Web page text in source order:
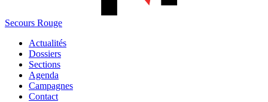
Secours Rouge
Actualités
Dossiers
Sections
Agenda
Campagnes
Contact